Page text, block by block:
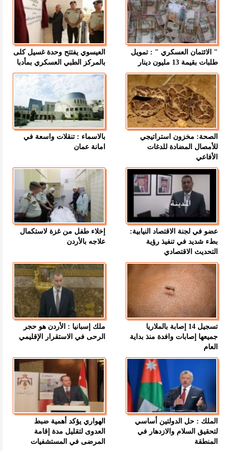
" الائتمان العسكري " : تمويل
طلبات بقيمة 13 مليون دينار
العيسوي يفتتح وحدة غسيل كلى
بالمركز الطبي العسكري بمأدبا
الصحة: مخزون استراتيجي
للأمصال المضادة للدغات
الأفاعي
بالاسماء : تنقلات واسعة في
امانة عمان
عضو في لجنة الاقتصاد النيابية:
بطء شديد في تنفيذ رؤية
التحديث الاقتصادي
إخلاء طفل من غزة لاستكمال
علاجه بالأردن
تسجيل 14 إصابة بالملاريا
جميعها إصابات وافدة منذ بداية
العام
ملك إسبانيا : الأردن هو حجر
الرحى في الاستقرار الإقليمي
الملك : حل الدولتين أساسي
لتحقيق السلام والازدهار في
المنطقة
الهواري يؤكد أهمية ضبط
العدوى لتقليل مدة إقامة
المرضى في المستشفيات